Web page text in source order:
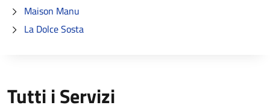
Maison Manu
La Dolce Sosta
Tutti i Servizi